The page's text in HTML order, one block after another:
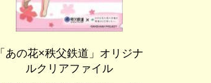
「あの花×秩父鉄道」オリジナ
ルクリアファイル